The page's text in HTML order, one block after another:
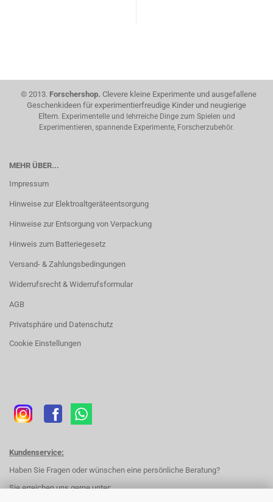
© 2013. Forschershop. Clevere kleine Experimente und ausgefallene
Geschenkideen für experimentierfreudige Kinder und neugierige
Eltern. Experimentelle und lehrreiche Dinge zum Spielen und
Experimentieren, spannende Experimente, Forscherzubehör.
MEHR ÜBER...
Impressum
Hinweise zur Elektroaltgeräteentsorgung
Hinweise zur Entsorgung von Verpackung
Hinweis zum Batteriegesetz
Versand- & Zahlungsbedingungen
Widerrufsrecht & Widerrufsformular
AGB
Privatsphäre und Datenschutz
Cookie Einstellungen
Kundenservice:
Haben Sie Fragen oder wünschen eine persönliche Beratung?
Sie erreichen uns gerne unter: